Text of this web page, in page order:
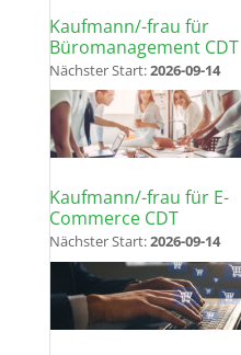
Kaufmann/-frau für
Büromanagement CDT
Nächster Start:2026-09-14
Kaufmann/-frau für E-
Commerce CDT
Nächster Start:2026-09-14